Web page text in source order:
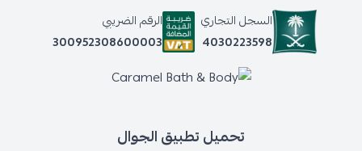
السجل التجاري
4030223598
الرقم الضريبي
300952308600003
تحميل تطبيق الجوال